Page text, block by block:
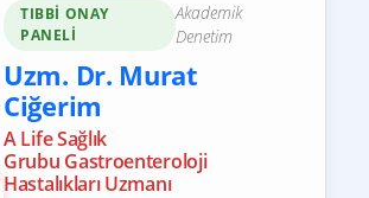
TIBBI ONAY
PANELI
Akademik
Denetim
Uzm. Dr. Murat
Ciğerim
A Life Sağlık
Grubu Gastroenteroloji
Hastalıkları Uzmanı